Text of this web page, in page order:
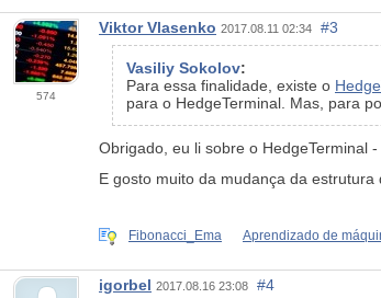
574
Viktor Vlasenko 2017.08.11 02:34 #3
Vasiliy Sokolov:
Para essa finalidade, existe o
para o HedgeTerminal. Mas, para
Obrigado, eu li sobre o HedgeTerminal
E gosto muito da mudança da
Fibonacci_Ema Aprendizado de
igorbel 2017.08.16 23:08
#4